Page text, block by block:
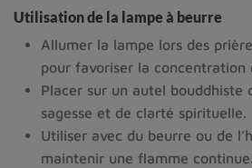
Utilisation de la lampe à beurre
Allumer la lampe lors des
pour favoriser la
Placer sur un autel bouddhiste
sagesse et de clarté spirituelle.
Utiliser avec du beurre ou de
maintenir une flamme continue.